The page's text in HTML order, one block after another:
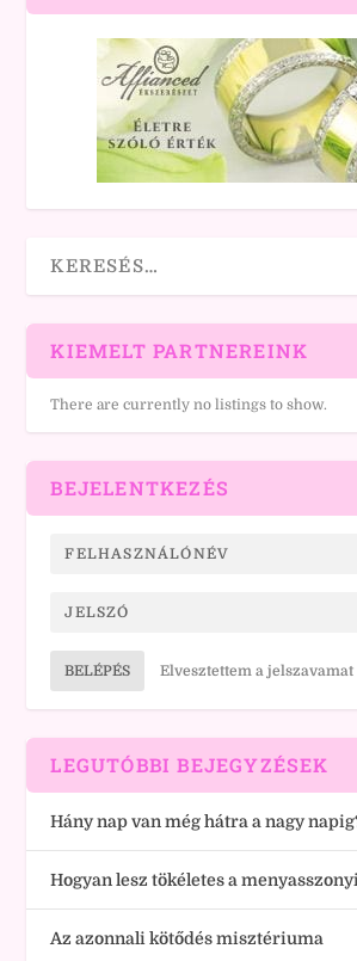
KIEMELT PARTNEREINK
There are currently no listings to show.
BEJELENTKEZÉS
BELÉPÉS Elvesztettem a jelszavamat
LEGUTÓBBI BEJEGYZÉSEK
Hány nap van még hátra a nagy
Hogyan lesz tökéletes a
Az azonnali kötődés misztériuma